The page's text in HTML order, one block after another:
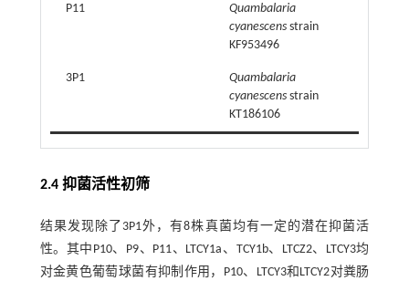
P11
Quambalaria
cyanescensstrain
KF953496
3P1
Quambalaria
cyanescensstrain
KT186106
2.4 抑菌活性初筛
结果发现除了3P1外，有8株真菌均有一定的潜在抑菌活
性。其中P10、P9、P11、LTCY1a、TCY1b、LTCZ2、LTCY3均
对金黄色葡萄球菌有抑制作用，P10、LTCY3和LTCY2对粪肠